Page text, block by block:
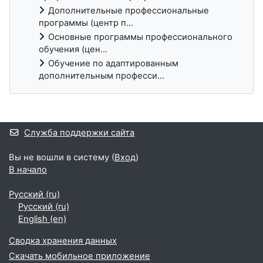
Дополнительные профессиональные
программы (центр п...
Основные программы профессионального
обучения (цен...
Обучение по адаптированным
дополнительным професси...
Дополнительные блоки
Служба поддержки сайта
Вы не вошли в систему (Вход)
В начало
Русский ‎(ru)‎
Русский ‎(ru)‎
English ‎(en)‎
Сводка хранения данных
Скачать мобильное приложение